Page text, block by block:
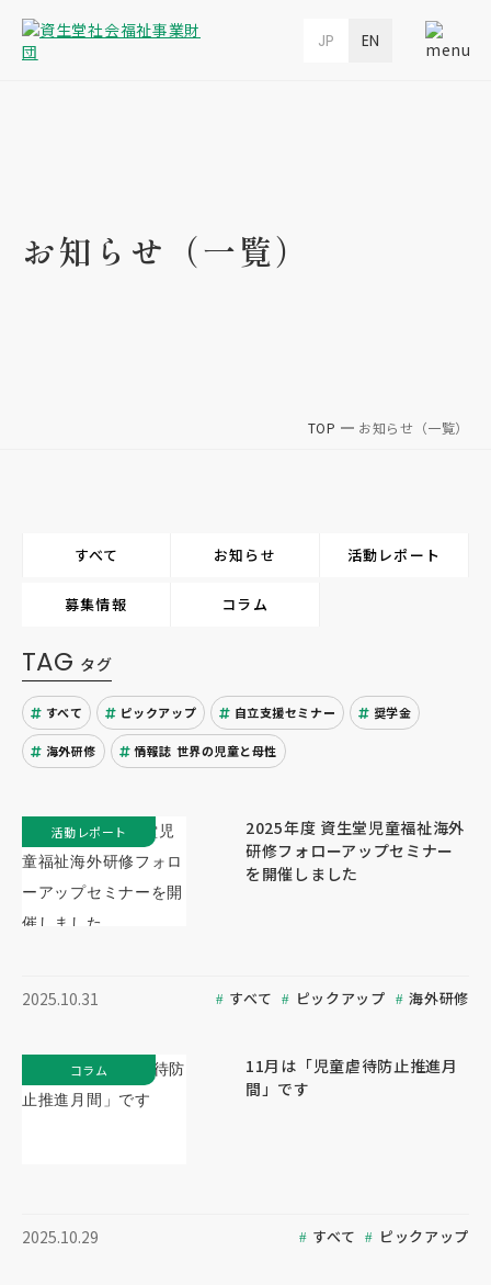
JP EN
お知らせ（一覧）
TOP お知らせ（一覧）
すべて お知らせ 活動レポート
募集情報 コラム
TAG タグ
すべて ピックアップ 自立支援セミナー 奨学金
海外研修 情報誌 世界の児童と母性
2025年度 資生堂児童福祉海外
研修フォローアップセミナー
を開催しました
2025.10.31 すべて ピックアップ 海外研修
活動レポート
11月は「児童虐待防止推進月
間」です
2025.10.29 すべて ピックアップ
コラム